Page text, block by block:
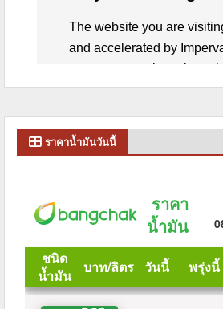
ราคาน้ำมันวันนี้